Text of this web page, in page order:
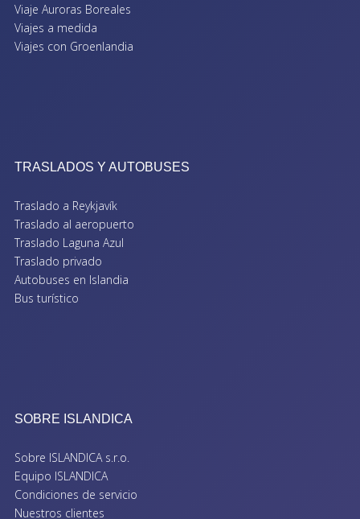
Viaje Auroras Boreales
Viajes a medida
Viajes con Groenlandia
TRASLADOS Y AUTOBUSES
Traslado a Reykjavík
Traslado al aeropuerto
Traslado Laguna Azul
Traslado privado
Autobuses en Islandia
Bus turístico
SOBRE ISLANDICA
Sobre ISLANDICA s.r.o.
Equipo ISLANDICA
Condiciones de servicio
Nuestros clientes